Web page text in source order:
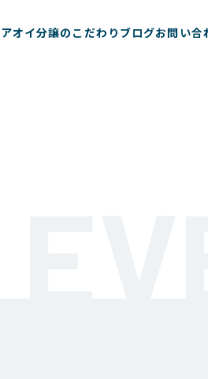
アオイ分譲のこだわり ブログお問い合